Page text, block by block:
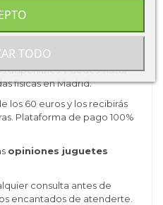
una gran variedad de
disponibles. Puedes visitar
físicas en Madrid.
los 60 euros y los recibirás
Plataforma de pago 100%
opiniones juguetes
consulta antes de
encantados de atenderte.
TODO